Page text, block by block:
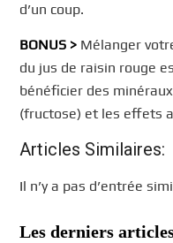
d’un coup.
BONUS > Mélanger
du jus de raisin rouge
bénéficier des
(fructose) et les effets
Articles Similaires:
Il n’y a pas d’entrée
Les derniers